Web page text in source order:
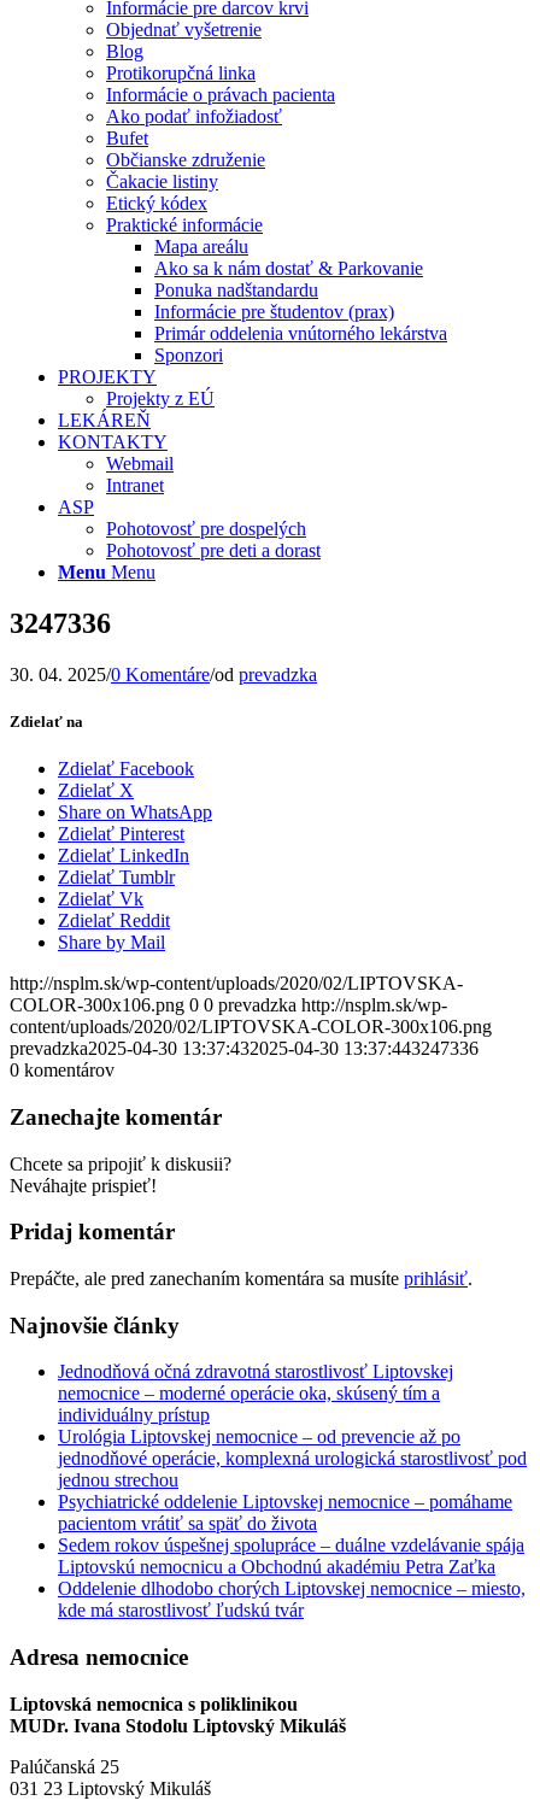
Informácie pre darcov krvi
Objednať vyšetrenie
Blog
Protikorupčná linka
Informácie o právach pacienta
Ako podať infožiadosť
Bufet
Občianske združenie
Čakacie listiny
Etický kódex
Praktické informácie
Mapa areálu
Ako sa k nám dostať & Parkovanie
Ponuka nadštandardu
Informácie pre študentov (prax)
Primár oddelenia vnútorného lekárstva
Sponzori
PROJEKTY
Projekty z EÚ
LEKÁREŇ
KONTAKTY
Webmail
Intranet
ASP
Pohotovosť pre dospelých
Pohotovosť pre deti a dorast
Menu Menu
3247336
30. 04. 2025/0 Komentáre/od prevadzka
Zdielať na
Zdielať Facebook
Zdielať X
Share on WhatsApp
Zdielať Pinterest
Zdielať LinkedIn
Zdielať Tumblr
Zdielať Vk
Zdielať Reddit
Share by Mail
http://nsplm.sk/wp-content/uploads/2020/02/LIPTOVSKA-
COLOR-300x106.png 0 0 prevadzka http://nsplm.sk/wp-
content/uploads/2020/02/LIPTOVSKA-COLOR-300x106.png
prevadzka2025-04-30 13:37:432025-04-30 13:37:443247336
0 komentárov
Zanechajte komentár
Chcete sa pripojiť k diskusii?
Neváhajte prispieť!
Pridaj komentár
Prepáčte, ale pred zanechaním komentára sa musíte prihlásiť.
Najnovšie články
Jednodňová očná zdravotná starostlivosť Liptovskej
nemocnice – moderné operácie oka, skúsený tím a
individuálny prístup
Urológia Liptovskej nemocnice – od prevencie až po
jednodňové operácie, komplexná urologická starostlivosť pod
jednou strechou
Psychiatrické oddelenie Liptovskej nemocnice – pomáhame
pacientom vrátiť sa späť do života
Sedem rokov úspešnej spolupráce – duálne vzdelávanie spája
Liptovskú nemocnicu a Obchodnú akadémiu Petra Zaťka
Oddelenie dlhodobo chorých Liptovskej nemocnice – miesto,
kde má starostlivosť ľudskú tvár
Adresa nemocnice
Liptovská nemocnica s poliklinikou
MUDr. Ivana Stodolu Liptovský Mikuláš
Palúčanská 25
031 23 Liptovský Mikuláš